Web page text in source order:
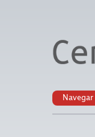
Navegar